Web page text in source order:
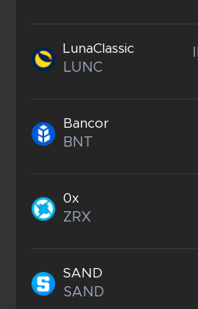
LunaClassic
LUNC
Bancor
BNT
0x
ZRX
SAND
SAND